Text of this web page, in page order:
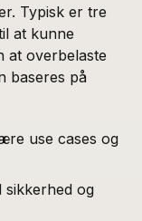
Typisk er tre
at kunne
at overbelaste
baseres på
use cases og
sikkerhed og